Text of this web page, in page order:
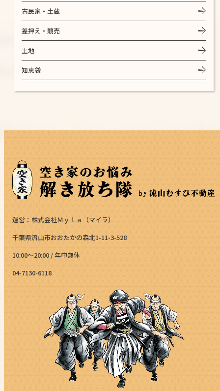
古民家・土蔵
差押え・競売
土地
知恵袋
運営：株式会社Ｍｙｌａ（マイラ）
千葉県流山市おおたかの森北1-11-3-528
10:00～20:00 / 年中無休
04-7130-6118